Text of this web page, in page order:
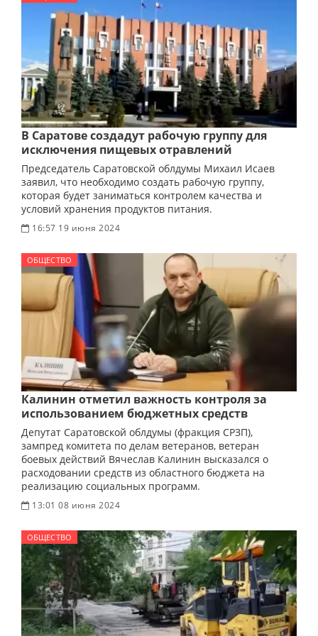
В Саратове создадут рабочую группу для
исключения пищевых отравлений
Председатель Саратовской облдумы Михаил Исаев
заявил, что необходимо создать рабочую группу,
которая будет заниматься контролем качества и
условий хранения продуктов питания.
16:57 19 июня 2024
ОБЩЕСТВО
Калинин отметил важность контроля за
использованием бюджетных средств
Депутат Саратовской облдумы (фракция СРЗП),
зампред комитета по делам ветеранов, ветеран
боевых действий Вячеслав Калинин высказался о
расходовании средств из областного бюджета на
реализацию социальных программ.
13:01 08 июня 2024
ОБЩЕСТВО